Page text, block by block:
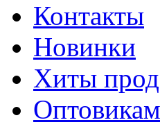
Контакты
Новинки
Хиты
Оптовикам